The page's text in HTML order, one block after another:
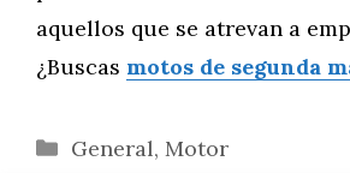
aquellos que se atrevan a
¿Buscas motos de segunda
Categorías
General, Motor